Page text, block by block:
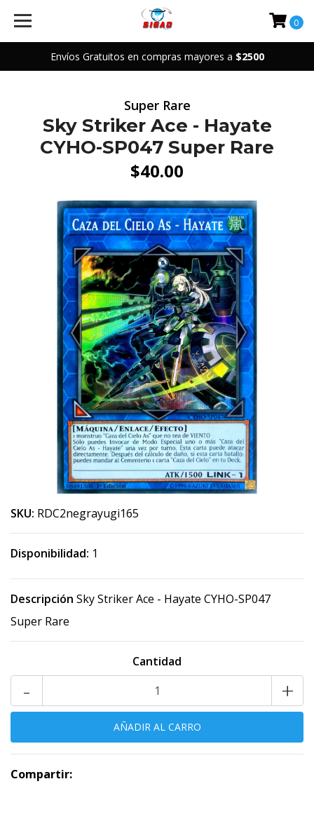
Envíos Gratuitos en compras mayores a $2500
0
Super Rare
Sky Striker Ace - Hayate
CYHO-SP047 Super Rare
$40.00
SKU: RDC2negrayugi165
Disponibilidad: 1
Descripción Sky Striker Ace - Hayate CYHO-SP047
Super Rare
Cantidad
+
-
Compartir: